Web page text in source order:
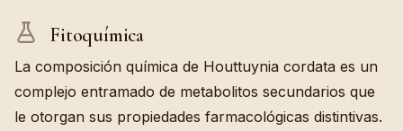
Fitoquímica
La composición química de Houttuynia cordata es un
complejo entramado de metabolitos secundarios que
le otorgan sus propiedades farmacológicas distintivas.